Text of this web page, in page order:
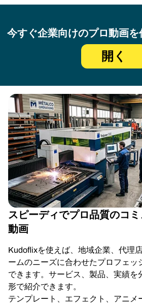
今すぐ企業向けのプロ動画を
開く
スピーディでプロ品質のコ
動画
Kudoflixを使えば、地域企業、代理
ームのニーズに合わせたプロフェッ
できます。サービス、製品、実績を
形で紹介できます。
テンプレート、エフェクト、アニメ